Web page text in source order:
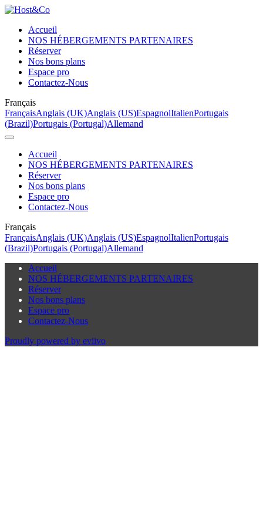
Accueil
NOS HÉBERGEMENTS PARTENAIRES
Réserver
Nos bons plans
Espace pro
Contactez-Nous
Français
FrançaisAnglais (UK)Anglais (US)EspagnolItalienPortugais
(Brazil)Portugais (Portugal)Allemand
Accueil
NOS HÉBERGEMENTS PARTENAIRES
Réserver
Nos bons plans
Espace pro
Contactez-Nous
Français
FrançaisAnglais (UK)Anglais (US)EspagnolItalienPortugais
(Brazil)Portugais (Portugal)Allemand
Accueil
NOS HÉBERGEMENTS PARTENAIRES
Réserver
Nos bons plans
Espace pro
Contactez-Nous
Proudly powered by eviivo